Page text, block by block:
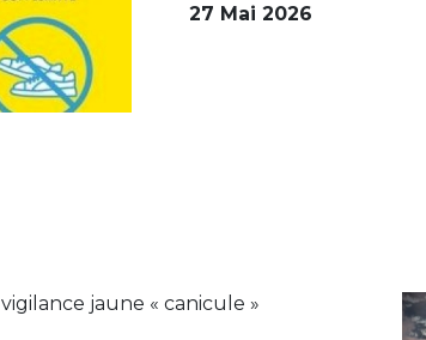
27 Mai 2026
jaune « canicule »